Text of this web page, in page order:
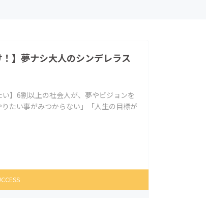
！】夢ナシ大人のシンデレラス
】6割以上の社会人が、夢やビジョンを
たい事がみつからない」「人生の目標が